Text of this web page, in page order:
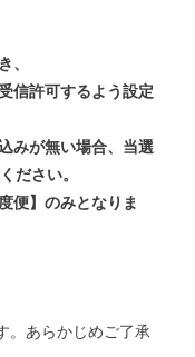
、
信許可するよう設定
みが無い場合、当選
ださい。
便】のみとなりま
。あらかじめご了承